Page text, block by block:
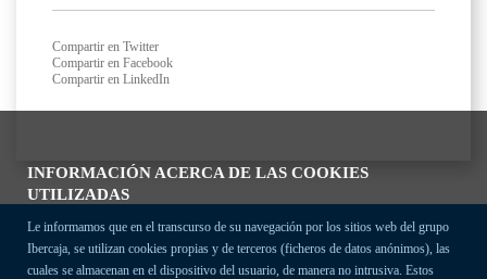
INFORMACIÓN ACERCA DE LAS COOKIES
UTILIZADAS
Le informamos que en el transcurso de su navegación por los sitios web del grupo
Ibercaja, se utilizan cookies propias y de terceros (ficheros de datos anónimos), las
cuales se almacenan en el dispositivo del usuario, de manera no intrusiva. Estos
Compartir en Twitter
Compartir en Facebook
Compartir en LinkedIn